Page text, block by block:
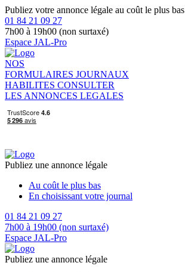
Publiez votre annonce légale au coût le plus bas
01 84 21 09 27
7h00 à 19h00 (non surtaxé)
Espace JAL-Pro
NOS
FORMULAIRES JOURNAUX
HABILITES CONSULTER
LES ANNONCES LEGALES
Publiez une annonce légale
Au coût le plus bas
En choisissant votre journal
01 84 21 09 27
7h00 à 19h00 (non surtaxé)
Espace JAL-Pro
Publiez une annonce légale